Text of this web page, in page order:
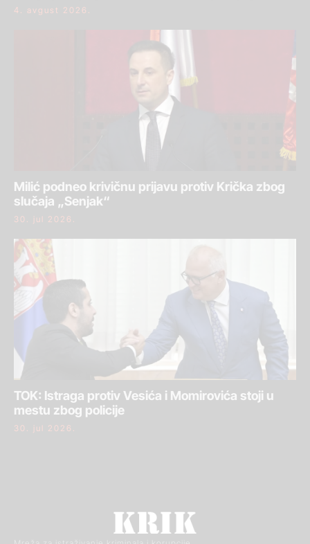
4. avgust 2026.
Milić podneo krivičnu prijavu protiv Krička zbog
slučaja „Senjak“
30. jul 2026.
TOK: Istraga protiv Vesića i Momirovića stoji u
mestu zbog policije
30. jul 2026.